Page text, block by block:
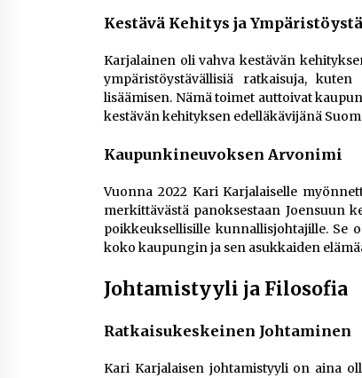
Kestävä Kehitys ja
Karjalainen oli vahva kestävän
ympäristöystävällisiä ratkaisuja,
lisäämisen. Nämä toimet auttoivat
kestävän kehityksen edelläkävijänä
Kaupunkineuvoksen Arvonimi
Vuonna 2022 Kari Karjalaiselle
merkittävästä panoksestaan Joensuun
poikkeuksellisille kunnallisjohtajille. Se
koko kaupungin ja sen asukkaiden
Johtamistyyli ja Filosofia
Ratkaisukeskeinen Johtaminen
Kari Karjalaisen johtamistyyli on aina